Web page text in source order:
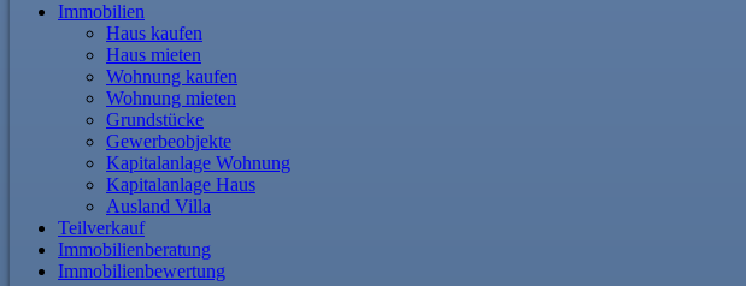
Immobilien
Haus kaufen
Haus mieten
Wohnung kaufen
Wohnung mieten
Grundstücke
Gewerbeobjekte
Kapitalanlage Wohnung
Kapitalanlage Haus
Ausland Villa
Teilverkauf
Immobilienberatung
Immobilienbewertung